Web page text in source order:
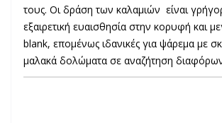
τους. Οι δράση των καλαμιών είναι
εξαιρετική ευαισθησία στην κορυφή και
blank, επομένως ιδανικές για ψάρεμα με
μαλακά δολώματα σε αναζήτηση